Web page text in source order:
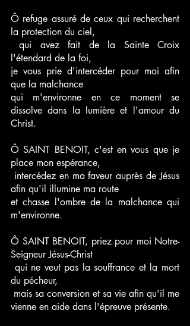
Ô refuge assuré de ceux qui recherchent
la protection du ciel,
qui avez fait de la Sainte Croix
l'étendard de la foi,
je vous prie d'intercéder pour moi afin
que la malchance
qui m'environne en ce moment se
dissolve dans la lumière et l'amour du
Christ.
Ô SAINT BENOIT, c'est en vous que je
place mon espérance,
afin qu'il illumine ma route
et chasse l'ombre de la malchance qui
m'environne.
Ô SAINT BENOIT, priez pour moi Notre-
Seigneur Jésus-Christ
du pécheur,
vienne en aide dans l'épreuve présente.